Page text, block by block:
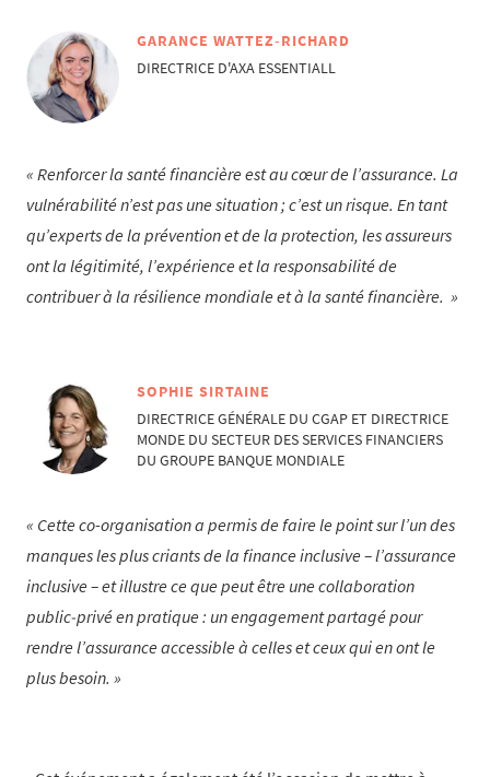
GARANCE WATTEZ-RICHARD
DIRECTRICE D'AXA ESSENTIALL
Renforcer la santé financière est au cœur de l’assurance. La
vulnérabilité n’est pas une situation ; c’est un risque. En tant
qu’experts de la prévention et de la protection, les assureurs
ont la légitimité, l’expérience et la responsabilité de
contribuer à la résilience mondiale et à la santé financière.
SOPHIE SIRTAINE
DIRECTRICE GÉNÉRALE DU CGAP ET DIRECTRICE
MONDE DU SECTEUR DES SERVICES FINANCIERS
DU GROUPE BANQUE MONDIALE
Cette co-organisation a permis de faire le point sur l’un des
manques les plus criants de la finance inclusive – l’assurance
inclusive – et illustre ce que peut être une collaboration
public‑privé en pratique : un engagement partagé pour
rendre l’assurance accessible à celles et ceux qui en ont le
plus besoin.